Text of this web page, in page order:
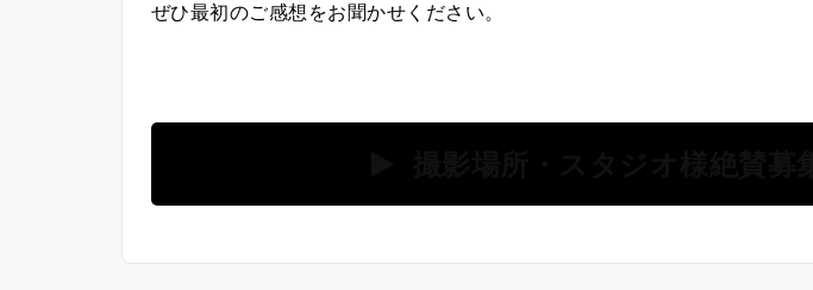
ぜひ最初のご感想をお聞かせください。